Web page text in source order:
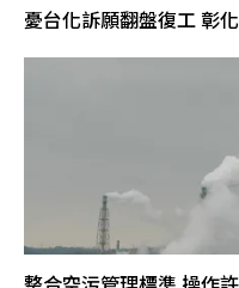
憂台化訴願翻盤復工 彰